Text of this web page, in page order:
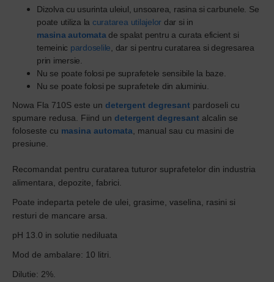
Dizolva cu usurinta uleiul, unsoarea, rasina si carbunele. Se
poate utiliza la curatarea utilajelor dar si in
masina automata de spalat pentru a curata eficient si
temeinic pardoselile , dar si pentru curatarea si degresarea
prin imersie.
Nu se poate folosi pe suprafetele sensibile la baze.
Nu se poate folosi pe suprafetele din aluminiu.
Nowa Fla 710S este un detergent degresant pardoseli cu
spumare redusa. Fiind un detergent degresant alcalin se
foloseste cu masina automata , manual sau cu masini de
presiune.
Recomandat pentru curatarea tuturor suprafetelor din industria
alimentara, depozite, fabrici.
Poate indeparta petele de ulei, grasime, vaselina, rasini si
resturi de mancare arsa.
pH 13.0 in solutie nediluata
Mod de ambalare: 10 litri.
Dilutie: 2%.